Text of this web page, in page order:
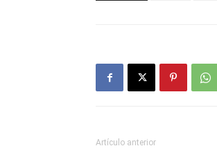
Artículo anterior